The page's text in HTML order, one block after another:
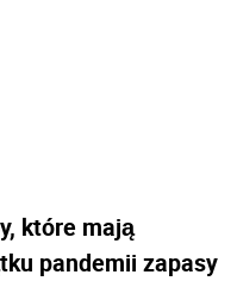
które mają
pandemii zapasy